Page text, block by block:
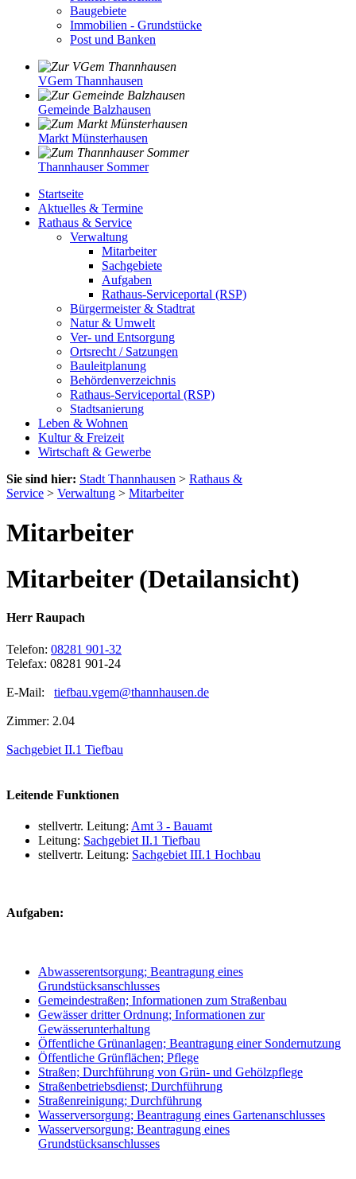
Baugebiete
Immobilien - Grundstücke
Post und Banken
VGem Thannhausen
Gemeinde Balzhausen
Markt Münsterhausen
Thannhauser Sommer
Startseite
Aktuelles & Termine
Rathaus & Service
Verwaltung
Mitarbeiter
Sachgebiete
Aufgaben
Rathaus-Serviceportal (RSP)
Bürgermeister & Stadtrat
Natur & Umwelt
Ver- und Entsorgung
Ortsrecht / Satzungen
Bauleitplanung
Behördenverzeichnis
Rathaus-Serviceportal (RSP)
Stadtsanierung
Leben & Wohnen
Kultur & Freizeit
Wirtschaft & Gewerbe
Sie sind hier: Stadt Thannhausen > Rathaus &
Service > Verwaltung > Mitarbeiter
Mitarbeiter
Mitarbeiter (Detailansicht)
Herr Raupach
Telefon: 08281 901-32
Telefax: 08281 901-24
E-Mail: tiefbau.vgem@thannhausen.de
Zimmer: 2.04
Sachgebiet II.1 Tiefbau
Leitende Funktionen
stellvertr. Leitung: Amt 3 - Bauamt
Leitung: Sachgebiet II.1 Tiefbau
stellvertr. Leitung: Sachgebiet III.1 Hochbau
Aufgaben:
Abwasserentsorgung; Beantragung eines
Grundstücksanschlusses
Gemeindestraßen; Informationen zum Straßenbau
Gewässer dritter Ordnung; Informationen zur
Gewässerunterhaltung
Öffentliche Grünanlagen; Beantragung einer Sondernutzung
Öffentliche Grünflächen; Pflege
Straßen; Durchführung von Grün- und Gehölzpflege
Straßenbetriebsdienst; Durchführung
Straßenreinigung; Durchführung
Wasserversorgung; Beantragung eines Gartenanschlusses
Wasserversorgung; Beantragung eines
Grundstücksanschlusses